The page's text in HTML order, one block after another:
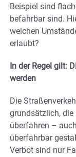
Beispiel sind
befahrbar sind.
welchen
erlaubt?
In der Regel gilt:
werden
Die
grundsätzlich, die
überfahren –
überfahrbar
Verbot sind nur